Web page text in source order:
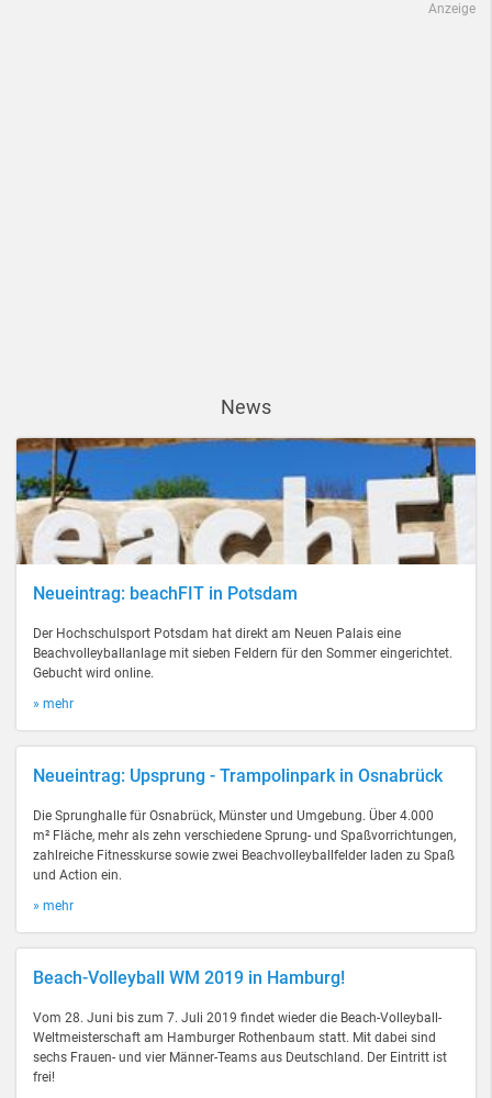
Anzeige
News
Neueintrag: beachFIT in Potsdam
Der Hochschulsport Potsdam hat direkt am Neuen Palais eine
Beachvolleyballanlage mit sieben Feldern für den Sommer eingerichtet.
Gebucht wird online.
» mehr
Neueintrag: Upsprung - Trampolinpark in Osnabrück
Die Sprunghalle für Osnabrück, Münster und Umgebung. Über 4.000
m² Fläche, mehr als zehn verschiedene Sprung- und Spaßvorrichtungen,
zahlreiche Fitnesskurse sowie zwei Beachvolleyballfelder laden zu Spaß
und Action ein.
» mehr
Beach-Volleyball WM 2019 in Hamburg!
Vom 28. Juni bis zum 7. Juli 2019 findet wieder die Beach-Volleyball-
Weltmeisterschaft am Hamburger Rothenbaum statt. Mit dabei sind
sechs Frauen- und vier Männer-Teams aus Deutschland. Der Eintritt ist
frei!